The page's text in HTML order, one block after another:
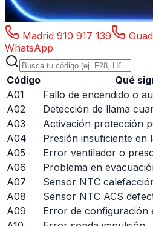
Madrid 910 917 139
WhatsApp
Código
Qué
A01
Fallo de encendido o
A02
Detección de llama
A03
Activación protección
A04
Presión insuficiente en
A05
Error ventilador o
A06
Problema en
A07
Sensor NTC
A08
Sensor NTC ACS
A09
Error de configuración